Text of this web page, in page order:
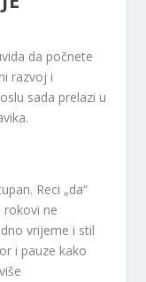
da počnete
razvoj i
sada prelazi u
Reci „da“
ne
vrijeme i stil
i pauze kako